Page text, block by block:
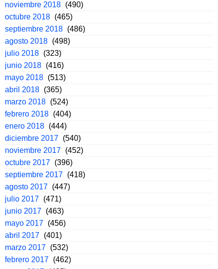
noviembre 2018 (490)
octubre 2018 (465)
septiembre 2018 (486)
agosto 2018 (498)
julio 2018 (323)
junio 2018 (416)
mayo 2018 (513)
abril 2018 (365)
marzo 2018 (524)
febrero 2018 (404)
enero 2018 (444)
diciembre 2017 (540)
noviembre 2017 (452)
octubre 2017 (396)
septiembre 2017 (418)
agosto 2017 (447)
julio 2017 (471)
junio 2017 (463)
mayo 2017 (456)
abril 2017 (401)
marzo 2017 (532)
febrero 2017 (462)